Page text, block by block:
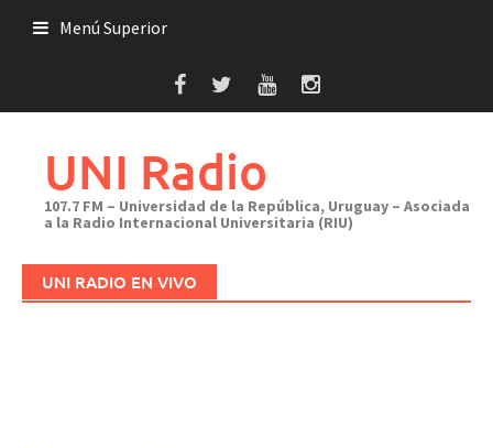
Menú Superior
UNI Radio
107.7 FM – Universidad de la República, Uruguay – Asociada
a la Radio Internacional Universitaria (RIU)
UNI RADIO EN VIVO